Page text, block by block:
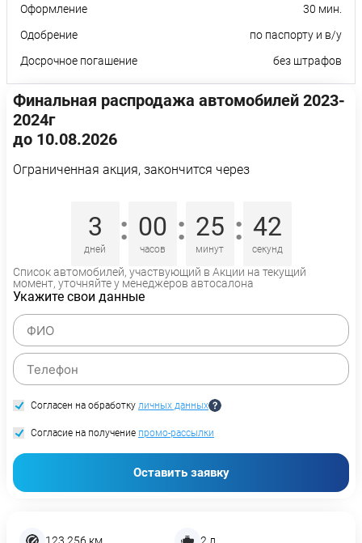
Оформление
30 мин.
Одобрение
по паспорту и в/у
Досрочное погашение
без штрафов
Финальная распродажа автомобилей 2023-
2024г
до 10.08.2026
Ограниченная акция, закончится через
3
дней
: 00
часов
: 25
минут
: 42
секунд
Список автомобилей, участвующий в Акции на текущий
момент, уточняйте у менеджеров автосалона
Укажите свои данные
Согласен на обработку личных данных
Согласие на получение промо-рассылки
Оставить заявку